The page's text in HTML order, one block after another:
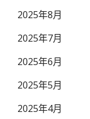
2025年8月
2025年7月
2025年6月
2025年5月
2025年4月